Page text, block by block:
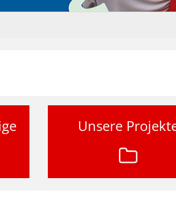
Unsere